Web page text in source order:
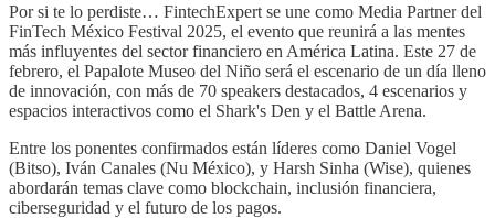
Por si te lo perdiste… FintechExpert se une como Media Partner del
FinTech México Festival 2025, el evento que reunirá a las mentes
más influyentes del sector financiero en América Latina. Este 27 de
febrero, el Papalote Museo del Niño será el escenario de un día lleno
de innovación, con más de 70 speakers destacados, 4 escenarios y
espacios interactivos como el Shark's Den y el Battle Arena.
Entre los ponentes confirmados están líderes como Daniel Vogel
(Bitso), Iván Canales (Nu México), y Harsh Sinha (Wise), quienes
abordarán temas clave como blockchain, inclusión financiera,
ciberseguridad y el futuro de los pagos.